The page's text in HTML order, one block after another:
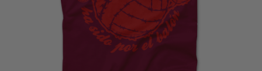
€15,00